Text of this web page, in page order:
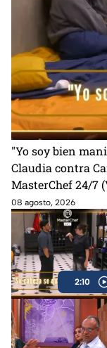
"Yo soy bien
Claudia contra
MasterChef 24/7
08 agosto, 2026
2:10